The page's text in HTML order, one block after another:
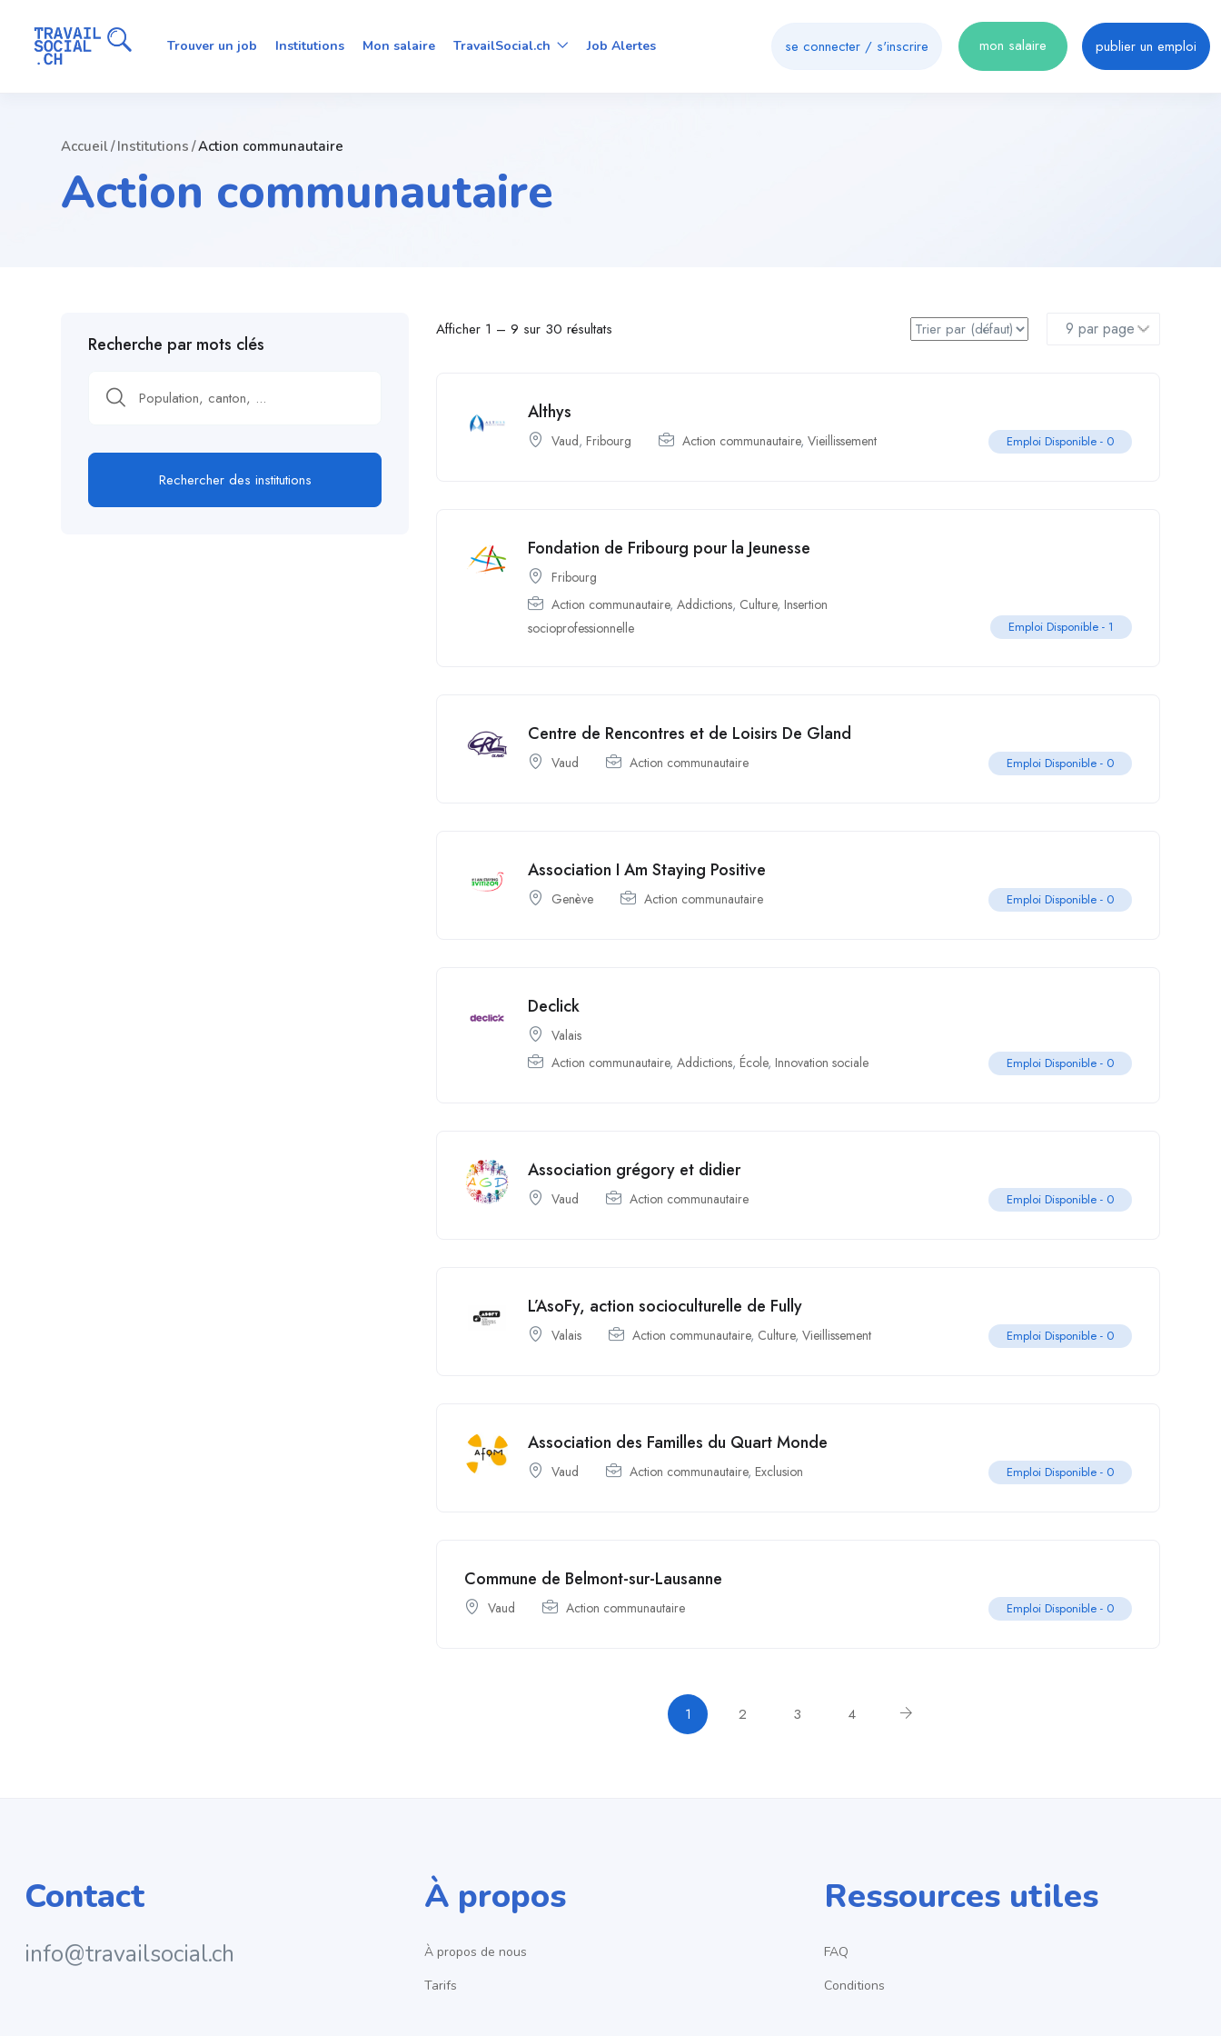
Trouver un job Institutions Mon salaire TravailSocial.ch Job Alertes se connecter / s'inscrire mon salaire publier un emploi
Action communautaire
Accueil Institutions Action communautaire
Recherche par mots clés
Rechercher des institutions
Afficher 1 –9 sur 30 résultats
Althys
Vaud, Fribourg Action communautaire,Vieillissement Emploi Disponible - 0
Fondation de Fribourg pour la Jeunesse
Fribourg
Action communautaire,Addictions, Culture, Insertion
socioprofessionnelle
Emploi Disponible - 1
Centre de Rencontres et de Loisirs De Gland
Vaud Action communautaire Emploi Disponible - 0
Association I Am Staying Positive
Genève Action communautaire Emploi Disponible - 0
Declick
Valais
Action communautaire,Addictions, École, Innovation sociale Emploi Disponible - 0
Association grégory et didier
Vaud Action communautaire Emploi Disponible - 0
L’AsoFy, action socioculturelle de Fully
Valais Action communautaire, Culture,Vieillissement Emploi Disponible - 0
Association des Familles du Quart Monde
Vaud Action communautaire, Exclusion Emploi Disponible - 0
Commune de Belmont-sur-Lausanne
Vaud Action communautaire Emploi Disponible - 0
1 2 3 4
Contact
info@travailsocial.ch
À propos
À propos de nous
Tarifs
Ressources utiles
FAQ
Conditions